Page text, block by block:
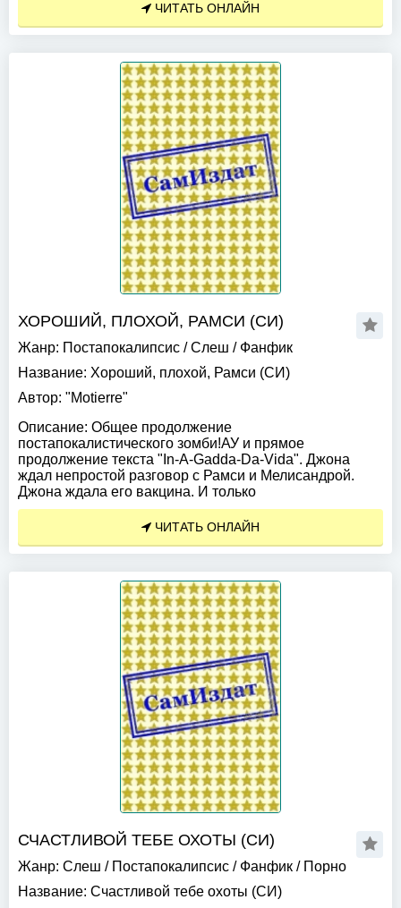
ЧИТАТЬ ОНЛАЙН
ХОРОШИЙ, ПЛОХОЙ, РАМСИ (СИ)
Жанр: Постапокалипсис /Слеш / Фанфик
Название: Хороший, плохой, Рамси (СИ)
Автор: "Motierre"
Описание: Общее продолжение
постапокалистического зомби!АУ и прямое
продолжение текста "In-A-Gadda-Da-Vida". Джона
ждал непростой разговор с Рамси и Мелисандрой.
Джона ждала его вакцина. И только
ЧИТАТЬ ОНЛАЙН
СЧАСТЛИВОЙ ТЕБЕ ОХОТЫ (СИ)
Жанр: Слеш / Постапокалипсис / Фанфик / Порно
Название: Счастливой тебе охоты (СИ)